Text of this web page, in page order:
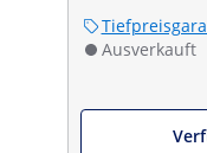
Ausverkauft